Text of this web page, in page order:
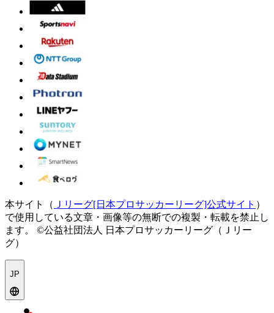
本サイト（ Ｊリーグ[日本プロサッカーリーグ]公式サイト ）
で使用している文章・画像等の無断での複製・転載を禁止し
ます。
©公益社団法人 日本プロサッカーリーグ（Ｊリー
グ）
JP